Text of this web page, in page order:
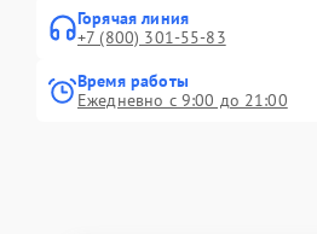
Горячая линия
+7 (800) 301-55-83
Время работы
Ежедневно с 9:00 до 21:00